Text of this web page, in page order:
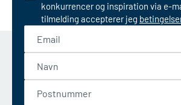
konkurrencer og inspiration via e-
tilmelding accepterer jeg